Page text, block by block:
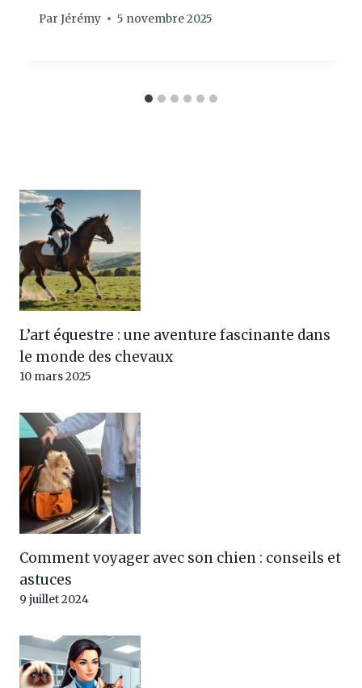
Par Jérémy 5 novembre 2025
L’art équestre : une aventure fascinante dans
le monde des chevaux
10 mars 2025
Comment voyager avec son chien : conseils et
astuces
9 juillet 2024